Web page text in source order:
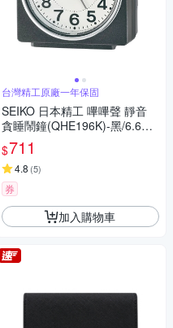
台灣精工原廠一年保固
SEIKO 日本精工 嗶嗶聲 靜音
貪睡鬧鐘(QHE196K)-黑/6.6X6.
6cm
$711
4.8 (5)
券
加入購物車